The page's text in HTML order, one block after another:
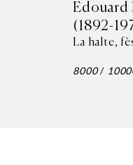
Edouard
(1892-
La halte,
8000/